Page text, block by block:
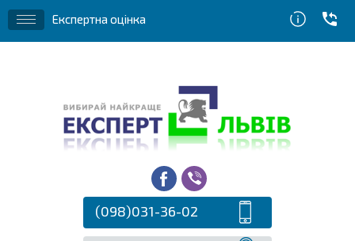
Експертна оцінка
(098)031-36-02